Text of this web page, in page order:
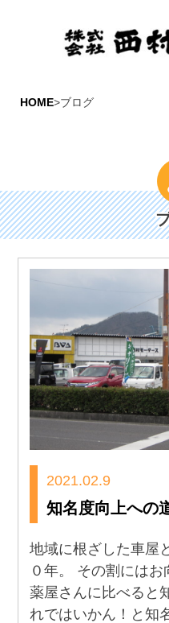
HOME>ブログ
2021.02.9
知名度向上への
地域に根ざした車屋
０年。 その割には
薬屋さんに比べると
れではいかん！と知